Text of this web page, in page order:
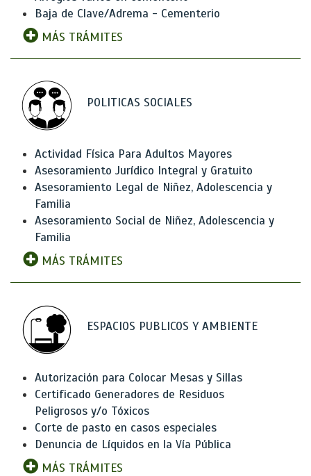
Baja de Clave/Adrema - Cementerio
MÁS TRÁMITES
POLITICAS SOCIALES
Actividad Física Para Adultos Mayores
Asesoramiento Jurídico Integral y Gratuito
Asesoramiento Legal de Niñez, Adolescencia y
Familia
Asesoramiento Social de Niñez, Adolescencia y
Familia
MÁS TRÁMITES
ESPACIOS PUBLICOS Y AMBIENTE
Autorización para Colocar Mesas y Sillas
Certificado Generadores de Residuos
Peligrosos y/o Tóxicos
Corte de pasto en casos especiales
Denuncia de Líquidos en la Vía Pública
MÁS TRÁMITES